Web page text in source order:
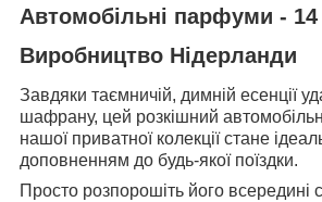
Автомобільні парфуми -
Виробництво Нідерланди
Завдяки таємничій, димній есенції
шафрану, цей розкішний
нашої приватної колекції стане
доповненням до будь-якої поїздки.
Просто розпорошіть його всередині